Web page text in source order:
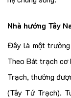
Nhà hướng Tây
Đây là một
Theo Bát trạch cơ
Trạch, thường
(Tây Tứ Trạch).